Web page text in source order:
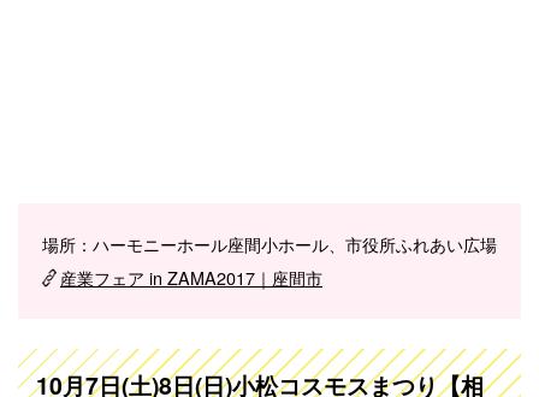
場所：ハーモニーホール座間小ホール、市役所ふれあい広場
産業フェア in ZAMA2017｜座間市
10月7日(土)8日(日)小松コスモスまつり【相